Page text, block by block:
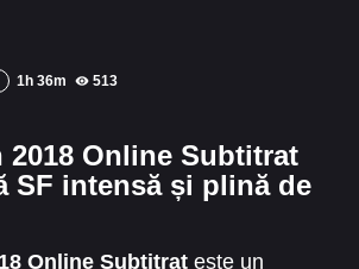
Filme Online 2011
1h 36m 513
Online Subtitrat
SF intensă și plină de
Online Subtitrat este un